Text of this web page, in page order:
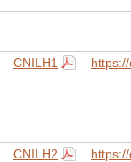
CNILH1
CNILH2